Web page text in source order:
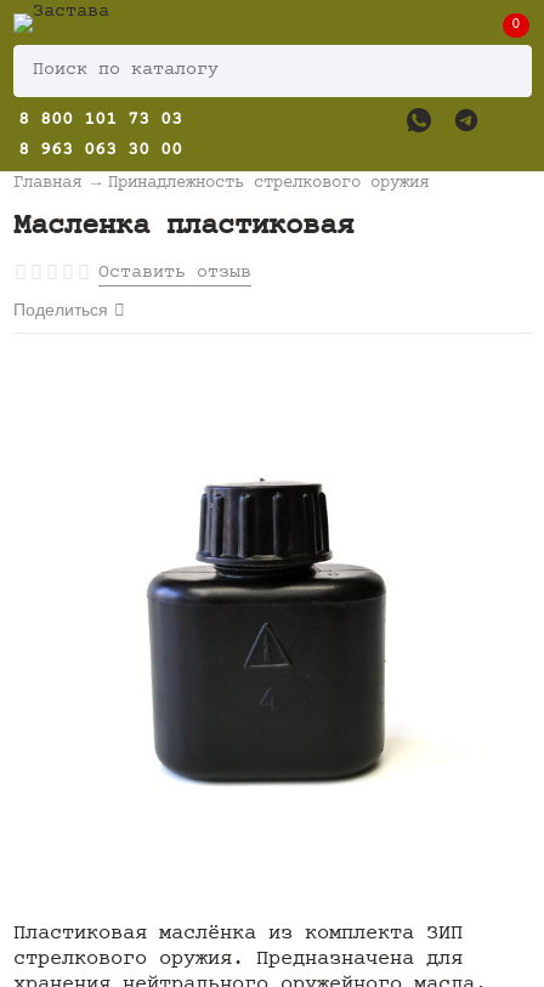
0
8 800 101 73 03
8 963 063 30 00
Главная → Принадлежность стрелкового оружия
Масленка пластиковая
Оставить отзыв
Поделиться
Пластиковая маслёнка из комплекта ЗИП
стрелкового оружия. Предназначена для